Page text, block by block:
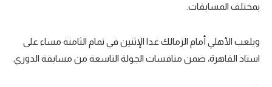
بمختلف المسابقات.
ويلعب الأهلي أمام الزمالك غدا الإثنين في تمام الثامنة مساء على
استاد القاهرة، ضمن منافسات الجولة التاسعة من مسابقة الدوري.